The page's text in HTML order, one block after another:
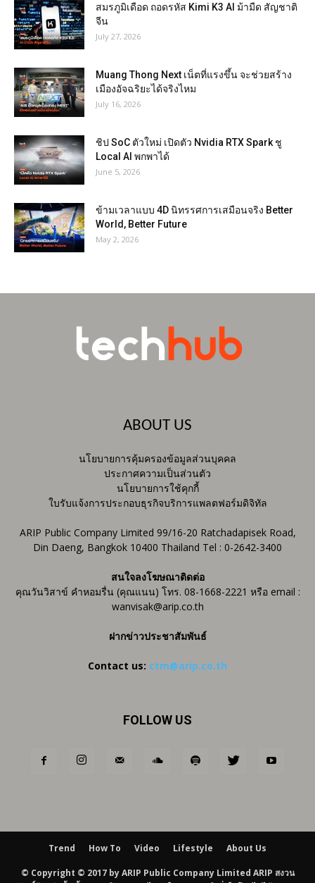
สมรภูมิเดือด ถอดรหัส Kimi K3 AI ม้ามืด สัญชาติ
จีน
July 27, 2026
Muang Thong Next เน็ตที่แรงขึ้น จะช่วยสร้าง
เมืองอัจฉริยะได้จริงไหม
July 16, 2026
ชิป SoC ตัวใหม่ เปิดตัว Nvidia RTX Spark ชู
Local AI พกพาได้
June 5, 2026
ข้ามเวลาแบบ 4D นิทรรศการเสมือนจริง Better
World, Better Future
May 2, 2026
ABOUT US
นโยบายการคุ้มครองข้อมูลส่วนบุคคล
ประกาศความเป็นส่วนตัว
นโยบายการใช้คุกกี้
ใบรับแจ้งการประกอบธุรกิจบริการแพลตฟอร์มดิจิทัล
ARIP Public Company Limited 99/16-20 Ratchadapisek Road,
Din Daeng, Bangkok 10400 Thailand Tel : 0-2642-3400
สนใจลงโฆษณาติดต่อ
คุณวันวิสาข์ คำหอมรื่น (คุณแนน) โทร. 08-1668-2221 หรือ email :
wanvisak@arip.co.th
ฝากข่าวประชาสัมพันธ์
Contact us: ctm@arip.co.th
FOLLOW US
Trend How To Video Lifestyle About Us
© Copyright © 2017 by ARIP Public Company Limited ARIP สงวน